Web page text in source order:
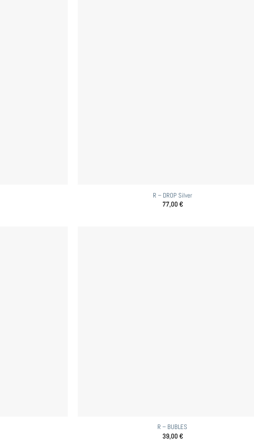
R – DROP Silver
77,00€
R – BUBLES
39,00€